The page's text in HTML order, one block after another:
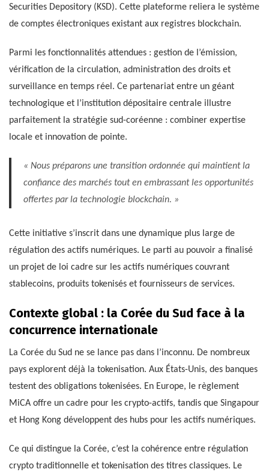
Securities Depository (KSD). Cette plateforme reliera le système
de comptes électroniques existant aux registres blockchain.
Parmi les fonctionnalités attendues : gestion de l’émission,
vérification de la circulation, administration des droits et
surveillance en temps réel. Ce partenariat entre un géant
technologique et l’institution dépositaire centrale illustre
parfaitement la stratégie sud-coréenne : combiner expertise
locale et innovation de pointe.
« Nous préparons une transition ordonnée qui maintient la
confiance des marchés tout en embrassant les opportunités
offertes par la technologie blockchain. »
Cette initiative s’inscrit dans une dynamique plus large de
régulation des actifs numériques. Le parti au pouvoir a finalisé
un projet de loi cadre sur les actifs numériques couvrant
stablecoins, produits tokenisés et fournisseurs de services.
Contexte global : la Corée du Sud face à la
concurrence internationale
La Corée du Sud ne se lance pas dans l’inconnu. De nombreux
pays explorent déjà la tokenisation. Aux États-Unis, des banques
testent des obligations tokenisées. En Europe, le règlement
MiCA offre un cadre pour les crypto-actifs, tandis que Singapour
et Hong Kong développent des hubs pour les actifs numériques.
Ce qui distingue la Corée, c’est la cohérence entre régulation
crypto traditionnelle et tokenisation des titres classiques. Le